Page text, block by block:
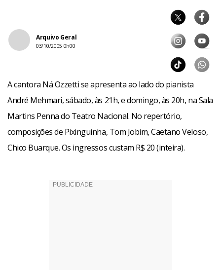
Arquivo Geral
03/10/2005 0h00
A cantora Ná Ozzetti se apresenta ao lado do pianista
André Mehmari, sábado, às 21h, e domingo, às 20h, na Sala
Martins Penna do Teatro Nacional. No repertório,
composições de Pixinguinha, Tom Jobim, Caetano Veloso,
Chico Buarque. Os ingressos custam R$ 20 (inteira).